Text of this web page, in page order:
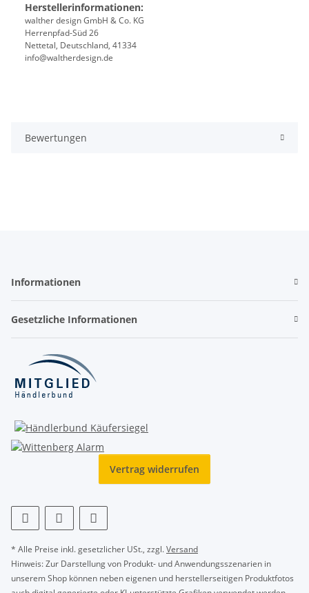
Herstellerinformationen:
walther design GmbH & Co. KG
Herrenpfad-Süd 26
Nettetal, Deutschland, 41334
info@waltherdesign.de
Bewertungen
Informationen
Gesetzliche Informationen
Vertrag widerrufen
* Alle Preise inkl. gesetzlicher USt., zzgl.Versand
Hinweis: Zur Darstellung von Produkt- und Anwendungsszenarien in
unserem Shop können neben eigenen und herstellerseitigen Produktfotos